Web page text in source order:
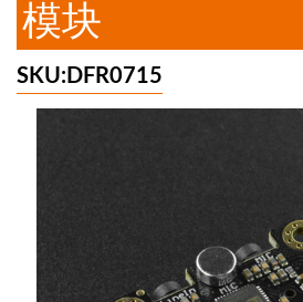
模块
SKU:DFR0715